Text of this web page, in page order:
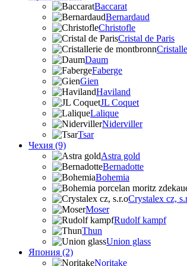
Baccarat
Bernardaud
Christofle
Cristal de Paris
Daum
Faberge
Gien
Haviland
JL Coquet
Lalique
Niderviller
Tsar
Чехия (9)
Astra gold
Bernadotte
Bohemia
Crystalex cz,
Moser
Rudolf kampf
Thun
Union glass
Япония (2)
Noritake